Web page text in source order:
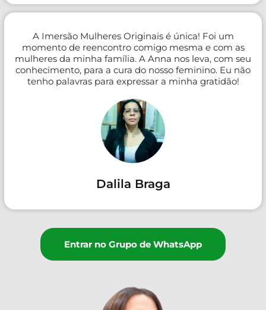
A Imersão Mulheres Originais é única! Foi um
momento de reencontro comigo mesma e com as
mulheres da minha família. A Anna nos leva, com seu
conhecimento, para a cura do nosso feminino. Eu não
tenho palavras para expressar a minha gratidão!
Dalila Braga
Entrar no Grupo de WhatsApp